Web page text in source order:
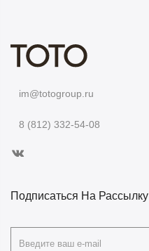
im@totogroup.ru
8 (812) 332-54-08
Подписаться На Рассылку